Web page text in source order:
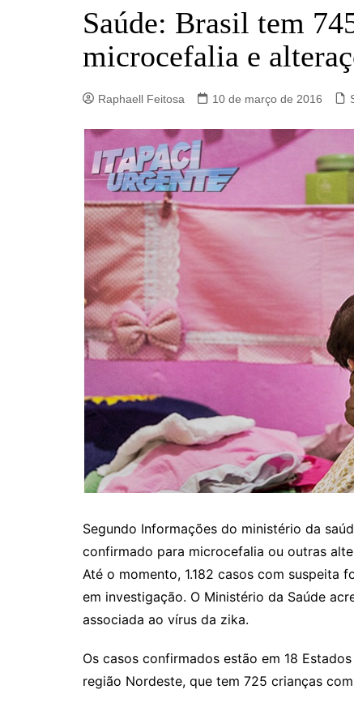
Campinorte
Campos Verdes
Crixás
Goianésia
Ipiranga de Goiás
Itaberaí
Jaraguá
Jardim Paulista
Jataí
Niquelândia
Nova América
Nova Crixás
Nova Glória
Porangatu
Saúde: Brasil tem
microcefalia e
Raphaell Feitosa 10 de março de 2016
Segundo Informações do ministério da
confirmado para microcefalia ou outras
Até o momento, 1.182 casos com suspeita
em investigação. O Ministério da Saúde
associada ao vírus da zika.
Os casos confirmados estão em 18
região Nordeste, que tem 725 crianças